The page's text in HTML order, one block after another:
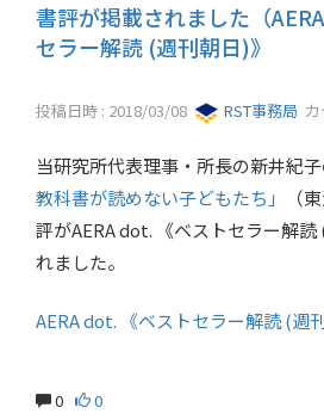
書評が掲載されました（
セラー解読 (週刊朝日)》
投稿日時 : 2018/03/08 RST事務局
当研究所代表理事・所長の新井紀
教科書が読めない子どもたち」
（
評がAERA dot. 《ベストセラー解
れました。
AERA dot. 《ベストセラー解読 (週
0 0